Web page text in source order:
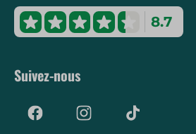
8.7
Suivez-nous